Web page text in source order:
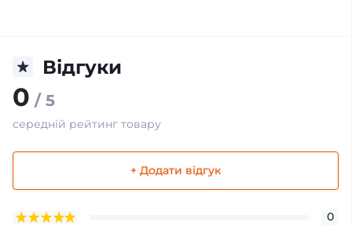
Відгуки
0 / 5
середній рейтинг товару
+ Додати відгук
0